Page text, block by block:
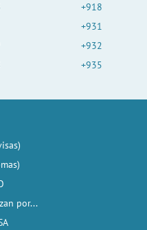
+918
+931
+932
+935
por...